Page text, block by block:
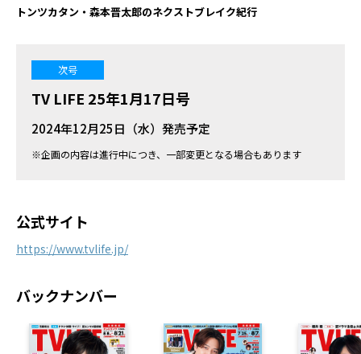
トンツカタン・森本晋太郎のネクストブレイク紀行
次号
TV LIFE 25年1月17日号
2024年12月25日（水）発売予定
※企画の内容は進行中につき、一部変更となる場合もあります
公式サイト
https://www.tvlife.jp/
バックナンバー